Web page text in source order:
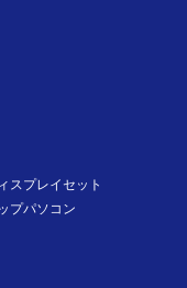
スプレイセット
プパソコン